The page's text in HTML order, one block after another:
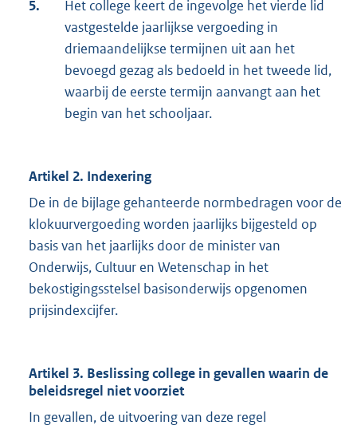
5.
Het college keert de ingevolge het vierde lid
vastgestelde jaarlijkse vergoeding in
driemaandelijkse termijnen uit aan het
bevoegd gezag als bedoeld in het tweede lid,
waarbij de eerste termijn aanvangt aan het
begin van het schooljaar.
Artikel 2. Indexering
De in de bijlage gehanteerde normbedragen voor de
klokuurvergoeding worden jaarlijks bijgesteld op
basis van het jaarlijks door de minister van
Onderwijs, Cultuur en Wetenschap in het
bekostigingsstelsel basisonderwijs opgenomen
prijsindexcijfer.
Artikel 3. Beslissing college in gevallen waarin de
beleidsregel niet voorziet
In gevallen, de uitvoering van deze regel